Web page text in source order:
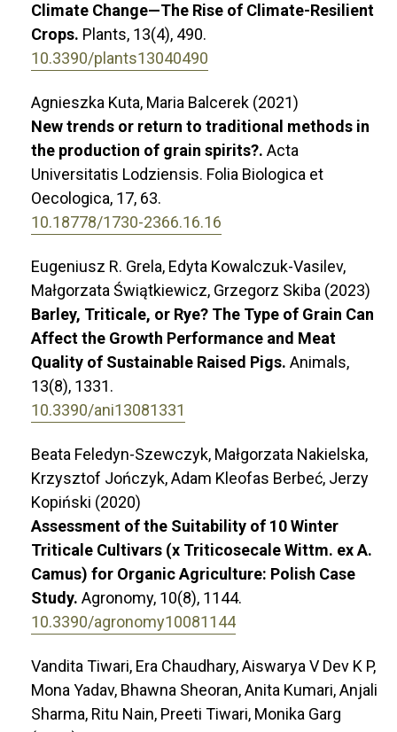
Climate Change—The Rise of Climate-Resilient
Crops. Plants, 13(4), 490.
10.3390/plants13040490
Agnieszka Kuta, Maria Balcerek (2021)
New trends or return to traditional methods in
the production of grain spirits?. Acta
Universitatis Lodziensis. Folia Biologica et
Oecologica, 17, 63.
10.18778/1730-2366.16.16
Eugeniusz R. Grela, Edyta Kowalczuk-Vasilev,
Małgorzata Świątkiewicz, Grzegorz Skiba (2023)
Barley, Triticale, or Rye? The Type of Grain Can
Affect the Growth Performance and Meat
Quality of Sustainable Raised Pigs. Animals,
13(8), 1331.
10.3390/ani13081331
Beata Feledyn-Szewczyk, Małgorzata Nakielska,
Krzysztof Jończyk, Adam Kleofas Berbeć, Jerzy
Kopiński (2020)
Assessment of the Suitability of 10 Winter
Triticale Cultivars (x Triticosecale Wittm. ex A.
Camus) for Organic Agriculture: Polish Case
Study. Agronomy, 10(8), 1144.
10.3390/agronomy10081144
Vandita Tiwari, Era Chaudhary, Aiswarya V Dev K P,
Mona Yadav, Bhawna Sheoran, Anita Kumari, Anjali
Sharma, Ritu Nain, Preeti Tiwari, Monika Garg